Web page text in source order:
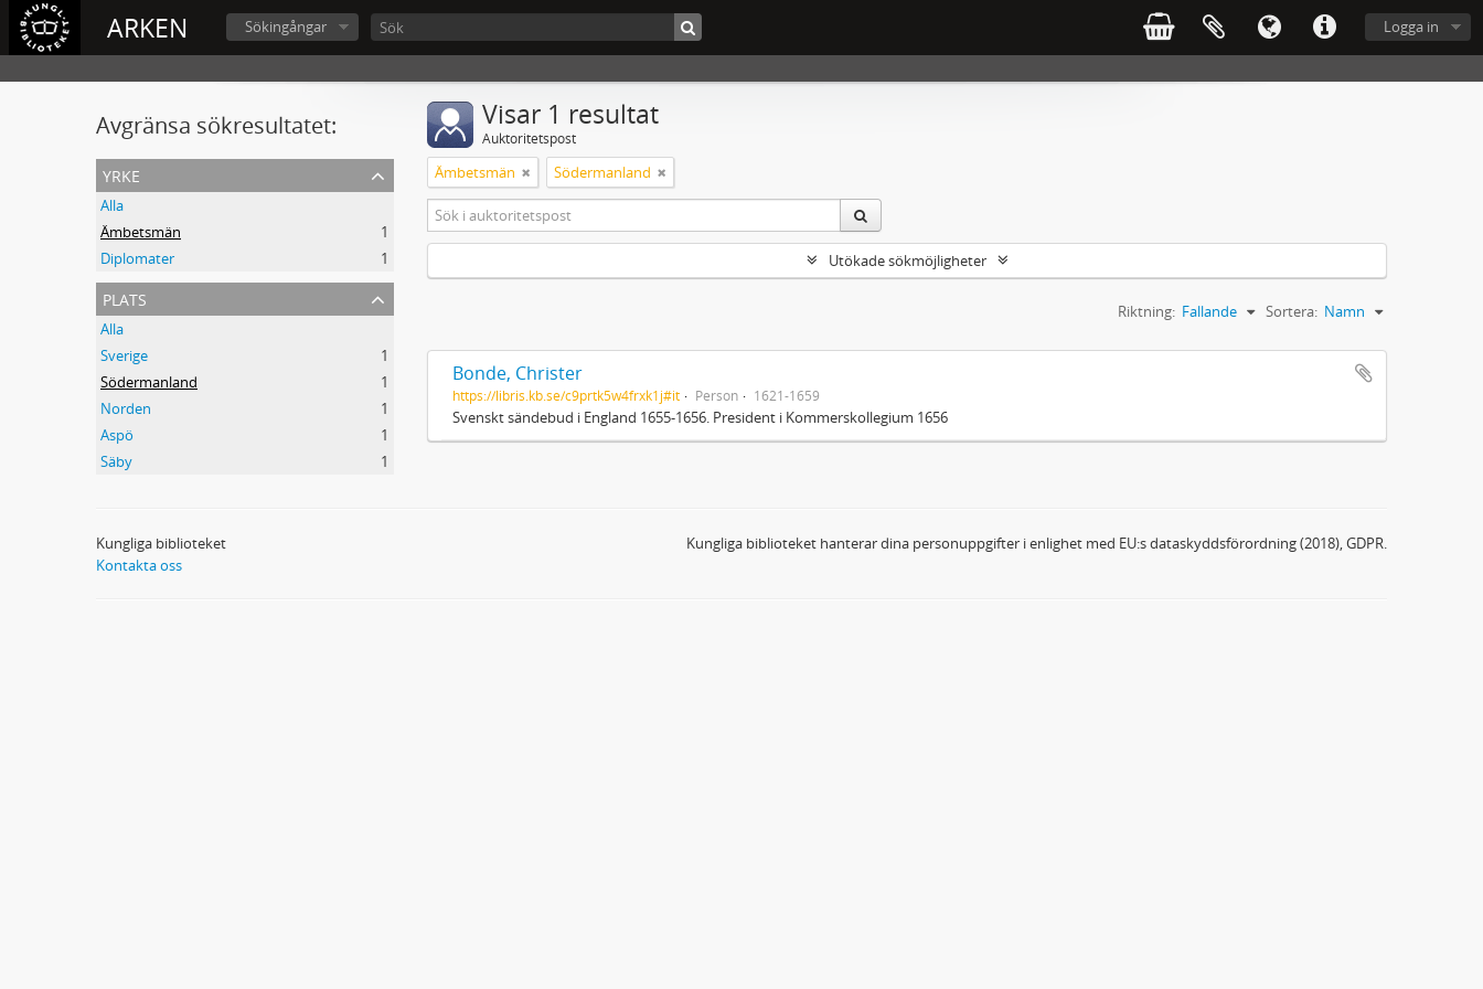
ARKEN Logga in
Sökingångar
Avgränsa sökresultatet:
yrke
Alla
Ämbetsmän
1
Diplomater
1
plats
Alla
Sverige
1
Södermanland
1
Norden
1
Aspö
1
Säby
1
Visar 1 resultat
Auktoritetspost
Ämbetsmän Södermanland
Utökade sökmöjligheter
Sortera: Namn
Riktning: Fallande
Bonde, Christer
https://libris.kb.se/c9prtk5w4frxk1j#it Person 1621-1659
Svenskt sändebud i England 1655-1656. President i Kommerskollegium 1656
Kungliga biblioteket
Kontakta oss
Kungliga biblioteket hanterar dina personuppgifter i enlighet med EU:s dataskyddsförordning (2018), GDPR.